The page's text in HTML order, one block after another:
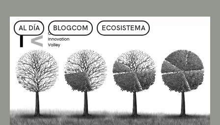
AL DÍA BLOGCOM ECOSISTEMA